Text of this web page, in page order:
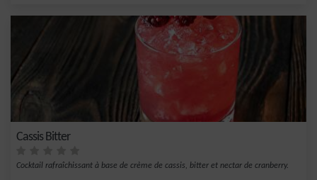
Cassis Bitter
Cocktail rafraîchissant à base de crème de cassis, bitter et nectar de cranberry.